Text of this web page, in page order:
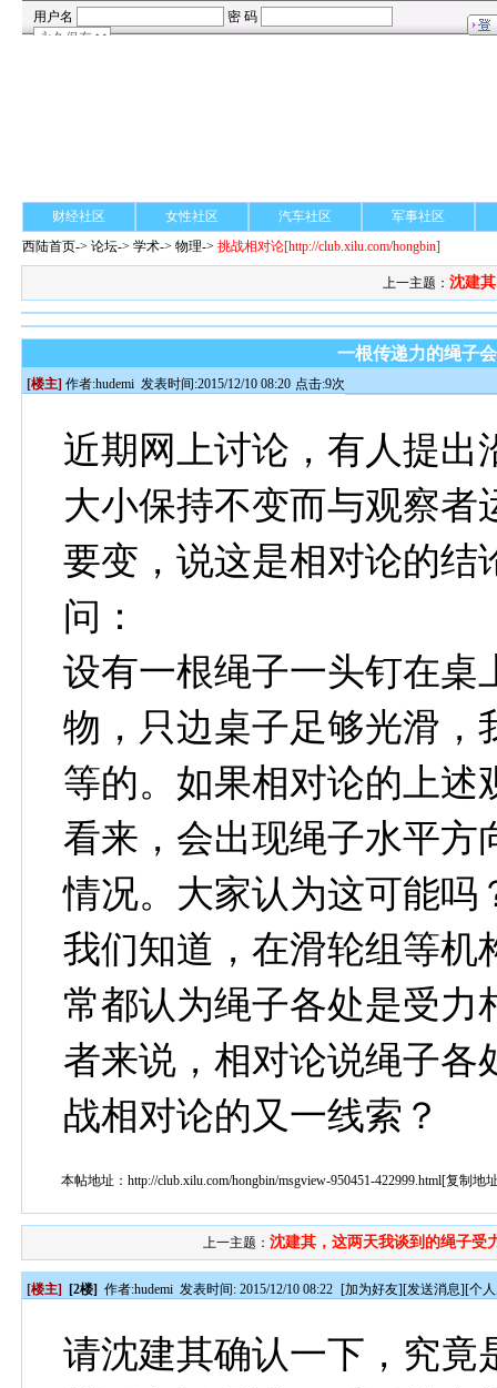
财经社区 女性社区 汽车社区
军事社区
西陆首页->论坛->学术-> 物理->挑战相对论[http://club.xilu.com/hongbin]
上一主题：沈建
一根传递力的绳子
[楼主] 作者:hudemi 发表时间:2015/12/10 08:20 点击:9次
近期网上讨论，有人提出
大小保持不变而与观察者
要变，说这是相对论的结
问：
设有一根绳子一头钉在桌
物，只边桌子足够光滑，
等的。如果相对论的上述
看来，会出现绳子水平方
情况。大家认为这可能吗
我们知道，在滑轮组等机
常都认为绳子各处是受力
者来说，相对论说绳子各
战相对论的又一线索？
本帖地址：http://club.xilu.com/hongbin/msgview-950451-422999.html[复制地
上一主题： 沈建其，这两天我谈到的绳子受
[楼主] [2楼] 作者:hudemi 发表时间: 2015/12/10 08:22 [加为好友][发送消息][个
请沈建其确认一下，究竟